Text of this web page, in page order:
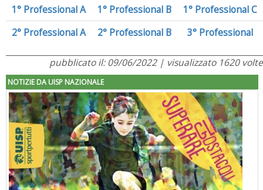
1° Professional A
1° Professional B
1° Professional C
2° Professional A
2° Professional B 3° Professional
pubblicato il: 09/06/2022 | visualizzato 1620 volte
NOTIZIE DA UISP NAZIONALE